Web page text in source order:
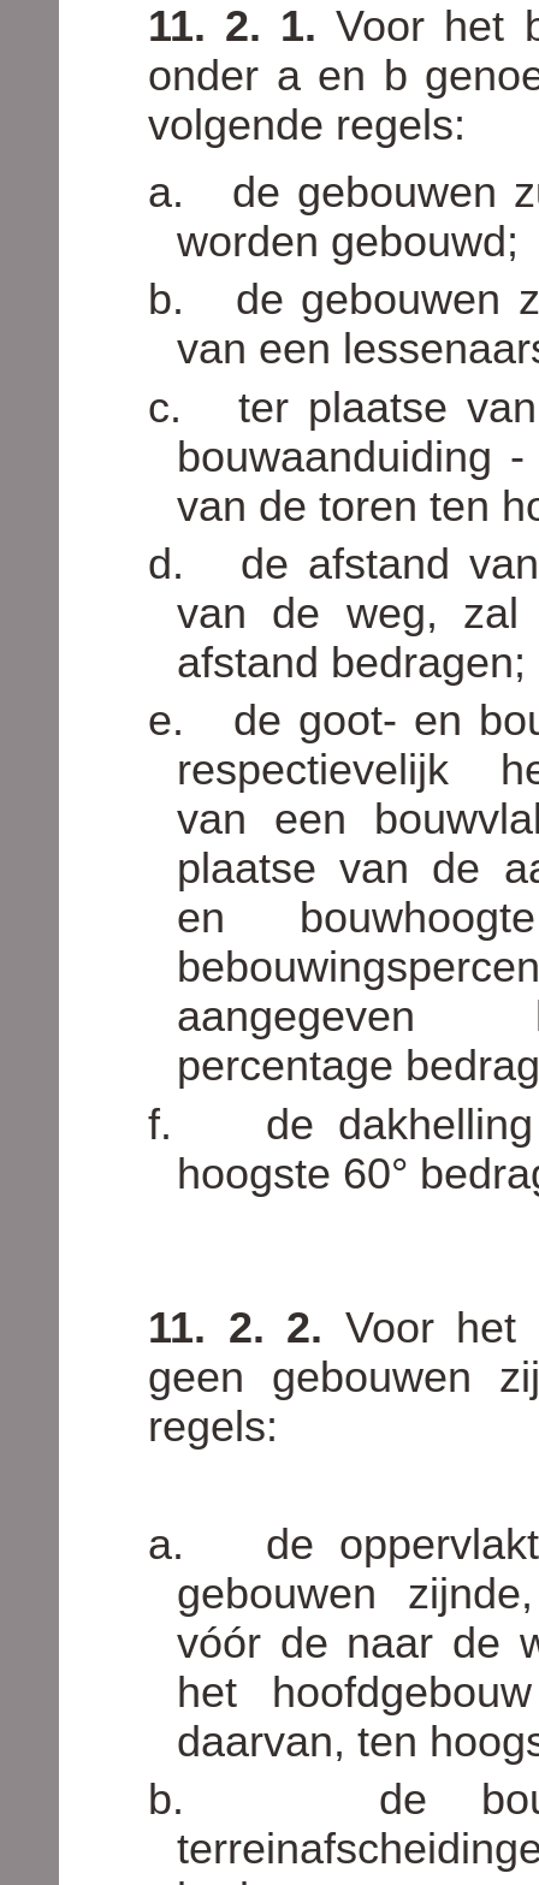
11. 2. 1.Voor het
onder a en b
volgende regels:
a.
de gebouwen
worden gebouwd;
b.
de gebouwen
van een
c.
ter plaatse
bouwaanduiding
van de toren ten
d.
de afstand
van de weg, zal
afstand bedragen;
e.
de goot- en
respectievelijk
van een
plaatse van de
en
aangegeven
percentage
f.
de
hoogste 60°
11. 2. 2. Voor het
geen gebouwen
regels:
a.
de
gebouwen
vóór de naar de
het
daarvan, ten
b.
de